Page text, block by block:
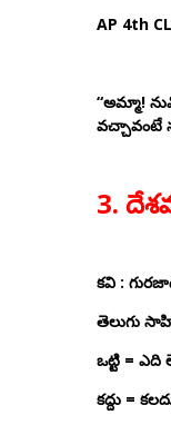
AP 4th
“అమ్మా!
వచ్చావంటే
3.
కవి :
తెలుగు
ఒట్టి = ఎది
కద్దు =